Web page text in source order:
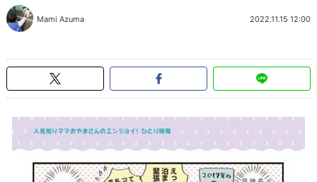
Mami Azuma 2022.11.15 12:00